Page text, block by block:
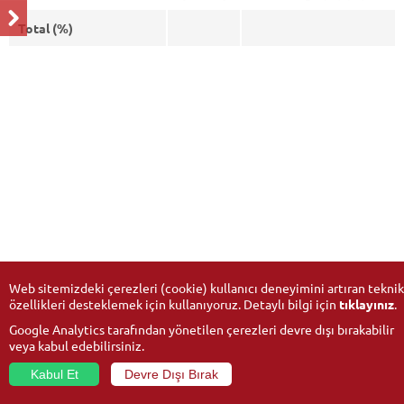
Total (%)
Web sitemizdeki çerezleri (cookie) kullanıcı deneyimini artıran teknik
özellikleri desteklemek için kullanıyoruz. Detaylı bilgi için tıklayınız.
Google Analytics tarafından yönetilen çerezleri devre dışı bırakabilir
veya kabul edebilirsiniz.
Kabul Et
Devre Dışı Bırak
© 2026Anadolu University- All rights reserved.